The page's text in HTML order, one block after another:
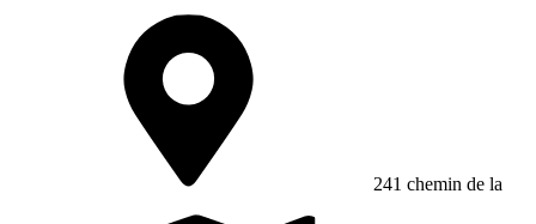
241 chemin de la